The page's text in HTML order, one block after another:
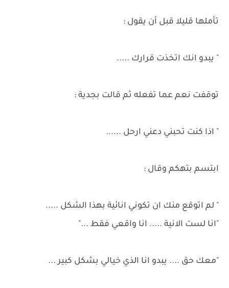
تأملها قليلا قبل أن يقول :
" يبدو انك اتخذت قرارك .....
توقفت نعم عما تفعله ثم قالت بجدية :
" اذا كنت تحبني دعني ارحل ......
ابتسم بتهكم وقال :
" لم اتوقع منك ان تكوني انائية بهذا الشكل .....
"انا لست الانية ..... انا واقعي فقط ..."
"معك حق .... يبدو انا الذي خيالي بشكل كبير ...